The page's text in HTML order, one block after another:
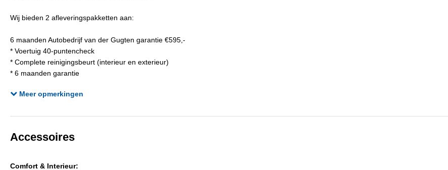
Wij bieden 2 afleveringspakketten aan:
6 maanden Autobedrijf van der Gugten garantie €595,-
* Voertuig 40-puntencheck
* Complete reinigingsbeurt (interieur en exterieur)
* 6 maanden garantie
* Afleveringsbeurt
12 maanden BOVAG garantie €995,-
* Complete reinigingsbeurt (interieur en exterieur)
* Afleveringsbeurt
Meer opmerkingen
Accessoires
Comfort & Interieur: